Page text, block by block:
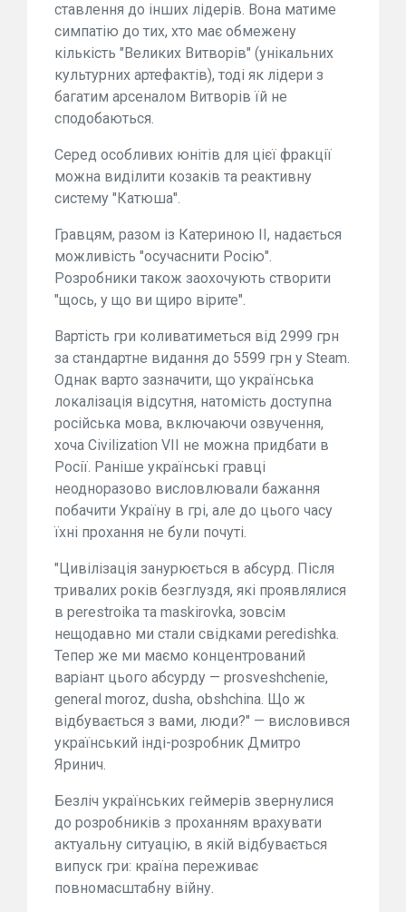
ставлення до інших лідерів. Вона матиме
симпатію до тих, хто має обмежену
кількість "Великих Витворів" (унікальних
культурних артефактів), тоді як лідери з
багатим арсеналом Витворів їй не
сподобаються.
Серед особливих юнітів для цієї фракції
можна виділити козаків та реактивну
систему "Катюша".
Гравцям, разом із Катериною II, надається
можливість "осучаснити Росію".
Розробники також заохочують створити
"щось, у що ви щиро вірите".
Вартість гри коливатиметься від 2999 грн
за стандартне видання до 5599 грн у Steam.
Однак варто зазначити, що українська
локалізація відсутня, натомість доступна
російська мова, включаючи озвучення,
хоча Civilization VII не можна придбати в
Росії. Раніше українські гравці
неодноразово висловлювали бажання
побачити Україну в грі, але до цього часу
їхні прохання не були почуті.
"Цивілізація занурюється в абсурд. Після
тривалих років безглуздя, які проявлялися
в perestroika та maskirovka, зовсім
нещодавно ми стали свідками peredishka.
Тепер же ми маємо концентрований
варіант цього абсурду — prosveshchenie,
general moroz, dusha, obshchina. Що ж
відбувається з вами, люди?" — висловився
український інді-розробник Дмитро
Яринич.
Безліч українських геймерів звернулися
до розробників з проханням врахувати
актуальну ситуацію, в якій відбувається
випуск гри: країна переживає
повномасштабну війну.